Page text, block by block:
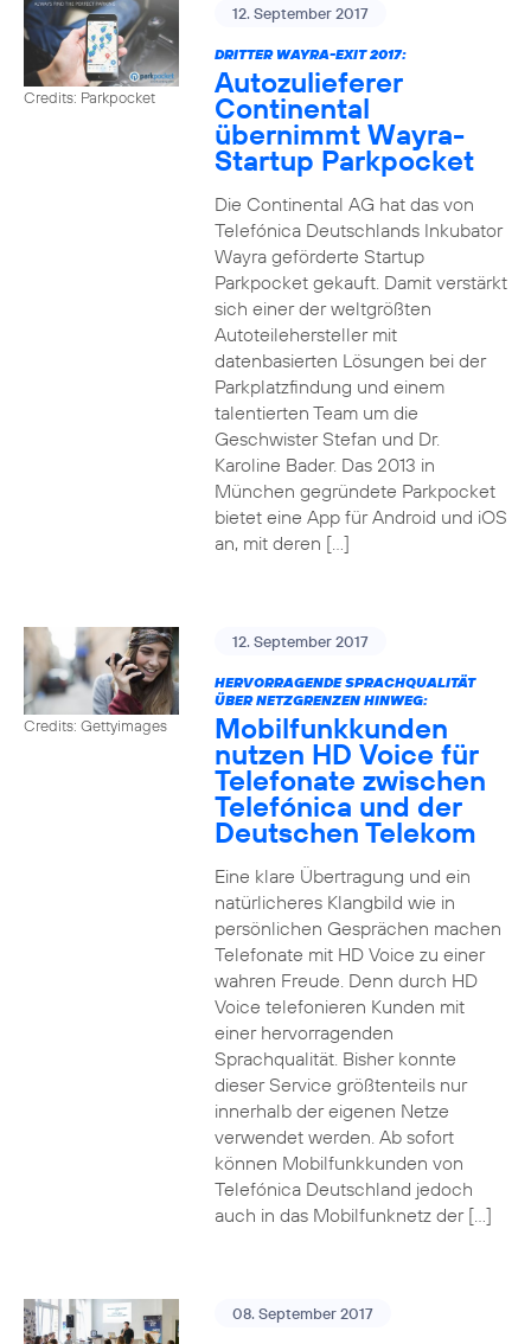
Credits: Parkpocket
12. September 2017
DRITTER WAYRA-EXIT 2017:
Autozulieferer
Continental
übernimmt Wayra-
Startup Parkpocket
Die Continental AG hat das von
Telefónica Deutschlands Inkubator
Wayra geförderte Startup
Parkpocket gekauft. Damit verstärkt
sich einer der weltgrößten
Autoteilehersteller mit
datenbasierten Lösungen bei der
Parkplatzfindung und einem
talentierten Team um die
Geschwister Stefan und Dr.
Karoline Bader. Das 2013 in
München gegründete Parkpocket
bietet eine App für Android und iOS
an, mit deren […]
Credits: Gettyimages
12. September 2017
HERVORRAGENDE SPRACHQUALITÄT
ÜBER NETZGRENZEN HINWEG:
Mobilfunkkunden
nutzen HD Voice für
Telefonate zwischen
Telefónica und der
Deutschen Telekom
Eine klare Übertragung und ein
natürlicheres Klangbild wie in
persönlichen Gesprächen machen
Telefonate mit HD Voice zu einer
wahren Freude. Denn durch HD
Voice telefonieren Kunden mit
einer hervorragenden
Sprachqualität. Bisher konnte
dieser Service größtenteils nur
innerhalb der eigenen Netze
verwendet werden. Ab sofort
können Mobilfunkkunden von
Telefónica Deutschland jedoch
auch in das Mobilfunknetz der […]
08. September 2017